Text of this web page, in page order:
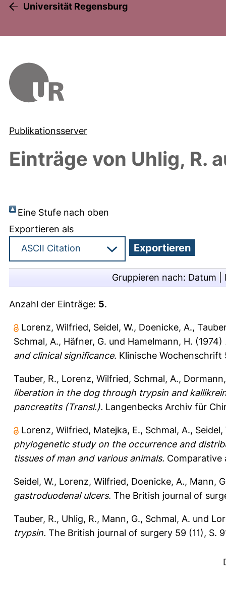
Universität Regensburg
Publikationsserver
Einträge von Uhlig, R.
Eine Stufe nach oben
Exportieren als
Gruppieren nach: Datum
Anzahl der Einträge: 5.
Lorenz, Wilfried, Seidel, W., Doenicke, A.,
Schmal, A., Häfner, G. und Hamelmann, H. (1974)
and clinical significance. Klinische
Tauber, R., Lorenz, Wilfried, Schmal, A.,
liberation in the dog through trypsin and
pancreatits (Transl.). Langenbecks Archiv für
Lorenz, Wilfried, Matejka, E., Schmal, A., Seidel,
phylogenetic study on the occurrence and
tissues of man and various animals. Comparative
Seidel, W., Lorenz, Wilfried, Doenicke, A., Mann,
gastroduodenal ulcers. The British journal of
Tauber, R., Uhlig, R., Mann, G., Schmal, A. und
trypsin. The British journal of surgery 59 (11), S.